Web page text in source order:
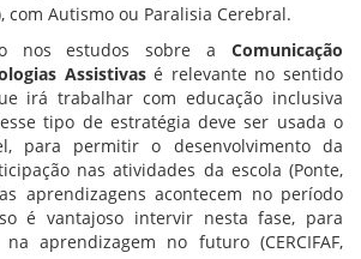
com Autismo ou Paralisia Cerebral.
nos estudos sobre a Comunicação
Assistivasé relevante no sentido
irá trabalhar com educação inclusiva
tipo de estratégia deve ser usada o
para permitir o desenvolvimento da
nas atividades da escola (Ponte,
aprendizagens acontecem no período
é vantajoso intervir nesta fase, para
aprendizagem no futuro (CERCIFAF,